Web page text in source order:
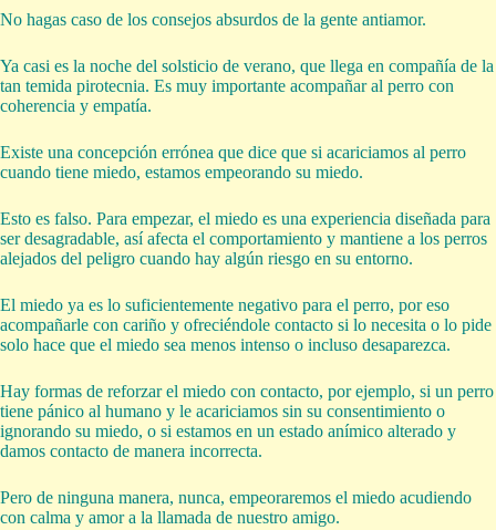
No hagas caso de los consejos absurdos de la gente antiamor.
Ya casi es la noche del solsticio de verano, que llega en compañía de la
tan temida pirotecnia. Es muy importante acompañar al perro con
coherencia y empatía.
Existe una concepción errónea que dice que si acariciamos al perro
cuando tiene miedo, estamos empeorando su miedo.
Esto es falso. Para empezar, el miedo es una experiencia diseñada para
ser desagradable, así afecta el comportamiento y mantiene a los perros
alejados del peligro cuando hay algún riesgo en su entorno.
El miedo ya es lo suficientemente negativo para el perro, por eso
acompañarle con cariño y ofreciéndole contacto si lo necesita o lo pide
solo hace que el miedo sea menos intenso o incluso desaparezca.
Hay formas de reforzar el miedo con contacto, por ejemplo, si un perro
tiene pánico al humano y le acariciamos sin su consentimiento o
ignorando su miedo, o si estamos en un estado anímico alterado y
damos contacto de manera incorrecta.
Pero de ninguna manera, nunca, empeoraremos el miedo acudiendo
con calma y amor a la llamada de nuestro amigo.